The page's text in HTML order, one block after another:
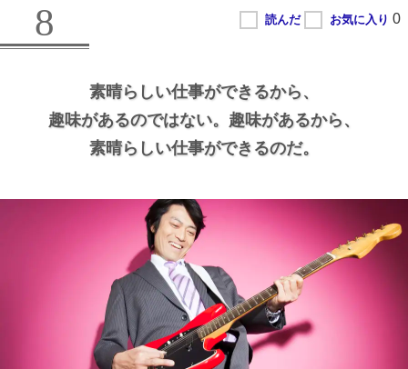
8
素晴らしい仕事ができるから、
趣味があるのではない。 趣味があるから、
素晴らしい仕事ができるのだ。